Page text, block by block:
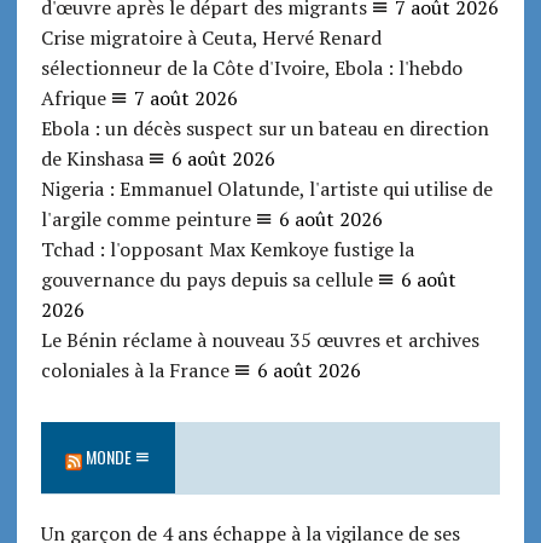
d'œuvre après le départ des migrants
7 août 2026
Crise migratoire à Ceuta, Hervé Renard
sélectionneur de la Côte d'Ivoire, Ebola : l'hebdo
Afrique
7 août 2026
Ebola : un décès suspect sur un bateau en direction
de Kinshasa
6 août 2026
Nigeria : Emmanuel Olatunde, l'artiste qui utilise de
l'argile comme peinture
6 août 2026
Tchad : l'opposant Max Kemkoye fustige la
gouvernance du pays depuis sa cellule
6 août
2026
Le Bénin réclame à nouveau 35 œuvres et archives
coloniales à la France
6 août 2026
MONDE
Un garçon de 4 ans échappe à la vigilance de ses